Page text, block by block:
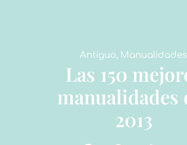
Antiguo, Manualidades
Las 150
manualidades
2013